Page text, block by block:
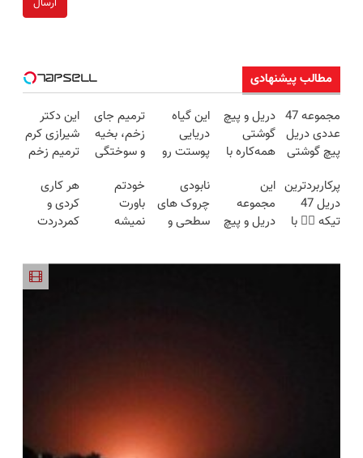
ارسال
مطالب پیشنهادی
مجموعه 47
عددی دریل
پیچ گوشتی
(تخفیف به
مدت
محدود)
دریل و پیچ
گوشتی
همه‌کاره با
هوشمند ⚙️
(نصف
قیمت بازار
این گیاه
دریایی
پوستت رو
میکنه
انگار20سال
جوون شدی
خرید
ترمیم جای
زخم، بخیه
و سوختگی
هفته!!😍
این دکتر
شیرازی کرم
ترمیم زخم
ساخت!!!
پرکاربردترین
دریل 47
تیکه 👈🏻 با
این
مجموعه
دریل و پیچ
نابودی
چروک های
سطحی و
خودتم
باورت
نمیشه
هر کاری
کردی و
کمردردت
پرسشنامه و
دریافت راه